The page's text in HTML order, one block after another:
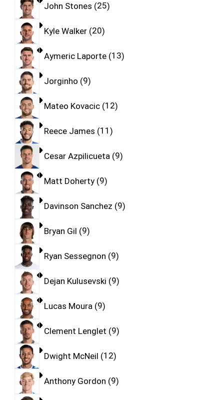
John Stones 25
Kyle Walker 20
Aymeric Laporte 13
Jorginho 9
Mateo Kovacic 12
Reece James 11
Cesar Azpilicueta 9
Matt Doherty 9
Davinson Sanchez 9
Bryan Gil 9
Ryan Sessegnon 9
Dejan Kulusevski 9
Lucas Moura 9
Clement Lenglet 9
Dwight McNeil 12
Anthony Gordon 9